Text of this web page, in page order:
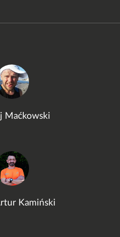
Maćkowski
Kamiński